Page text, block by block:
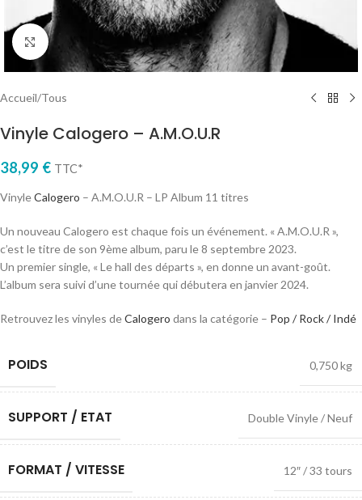
Cliquez pour agrandir
Accueil/Tous
Vinyle Calogero – A.M.O.U.R
38,99 € TTC*
VinyleCalogero – A.M.O.U.R – LP Album 11 titres
Un nouveau Calogero est chaque fois un événement. « A.M.O.U.R »,
c’est le titre de son 9ème album, paru le 8 septembre 2023.
Un premier single, « Le hall des départs », en donne un avant-goût.
L’album sera suivi d’une tournée qui débutera en janvier 2024.
Retrouvez les vinyles deCalogero dans la catégorie – Pop / Rock / Indé
POIDS 0,750 kg
SUPPORT / ETAT Double Vinyle / Neuf
FORMAT / VITESSE 12″ / 33 tours